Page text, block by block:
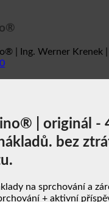
| Ing. Werner Krenek |
| originál -
bez
na sprchování a
+ aktivní